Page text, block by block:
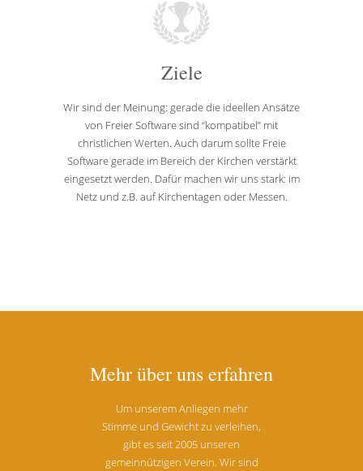
Ziele
Wir sind der Meinung: gerade die ideellen Ansätze
von Freier Software sind “kompatibel” mit
christlichen Werten. Auch darum sollte Freie
Software gerade im Bereich der Kirchen verstärkt
eingesetzt werden. Dafür machen wir uns stark: im
Netz und z.B. auf Kirchentagen oder Messen.
Mehr über uns erfahren
Um unserem Anliegen mehr
Stimme und Gewicht zu verleihen,
gibt es seit 2005 unseren
gemeinnützigen Verein. Wir sind